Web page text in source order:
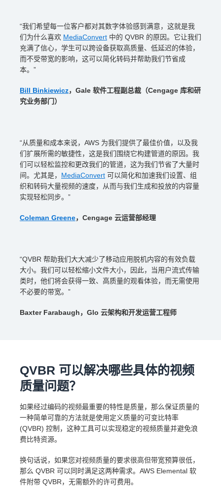
“我们希望每一位客户都对其数字体验感到满意，这就是我
们为什么喜欢 MediaConvert 中的 QVBR 的原因。它让我们
充满了信心，学生可以跨设备获取高质量、低延迟的体验，
而不受带宽的影响，这可以简化转码并帮助我们节省成
本。”
Bill Binkiewicz，Gale 软件工程副总裁（Cengage 库和研
究业务部门）
“从质量和成本来说，AWS 为我们提供了最佳价值，以及我
们扩展所需的敏捷性，这是我们围绕它构建管道的原因。我
们可以轻松监控和更改我们的管道，这为我们节省了大量时
间。尤其是， MediaConvert 可以简化和加速我们设置、组
织和转码大量视频的速度，从而与我们生成和投放的内容量
实现轻松同步。”
Coleman Greene，Cengage 云运营部经理
“QVBR 帮助我们大大减少了移动应用脱机内容的有效负载
大小。我们可以轻松缩小文件大小，因此，当用户流式传输
类时，他们将会获得一致、高质量的观看体验，而无需使用
不必要的带宽。”
Baxter Farabaugh，Glo 云架构和开发运营工程师
QVBR 可以解决哪些具体的视频
质量问题？
如果经过编码的视频最重要的特性是质量，那么保证质量的
一种简单可靠的方法就是使用定义质量的可变比特率
(QVBR) 控制，这种工具可以实现稳定的视频质量并避免浪
费比特资源。
换句话说，如果您对视频质量的要求很高但带宽预算很低，
那么 QVBR 可以同时满足这两种需求。AWS Elemental 软
件附带 QVBR，无需额外的许可费用。